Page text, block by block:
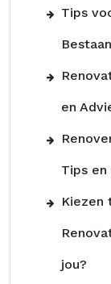
Tips
en
Tips en
Kiezen
jou?